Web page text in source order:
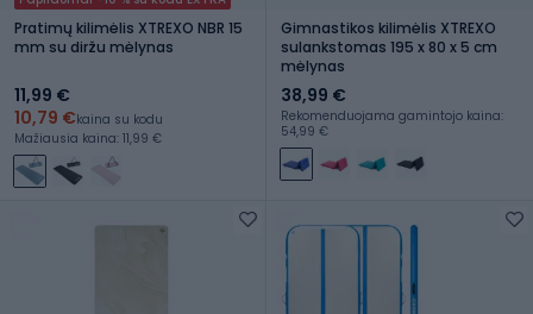
Pratimų kilimėlis XTREXO NBR 15
mm su diržu mėlynas
11,99 €
10,79 €kaina su kodu
Mažiausia kaina: 11,99 €
Gimnastikos kilimėlis XTREXO
sulankstomas 195 x 80 x 5 cm
mėlynas
38,99 €
Rekomenduojama gamintojo kaina:
54,99 €